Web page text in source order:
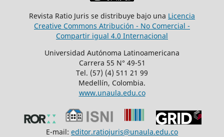
Revista Ratio Juris se distribuye bajo una Licencia
Creative Commons Atribución - No Comercial -
Compartir igual 4.0 Internacional
Universidad Autónoma Latinoamericana
Carrera 55 N° 49-51
Tel. (57) (4) 511 21 99
Medellín, Colombia.
www.unaula.edu.co
E-mail: editor.ratiojuris@unaula.edu.co